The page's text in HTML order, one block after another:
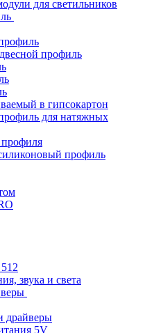
для светильников
профиль
в гипсокартон
для натяжных
профиля
профиль
звука и света
драйверы
5V